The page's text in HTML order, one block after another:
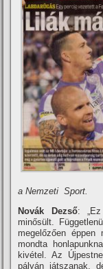
a Nemzeti Sport.
Novák Dezső: „Ez
minősült.
megelőzően
mondta
kivétel. Az
pályán játszanak,